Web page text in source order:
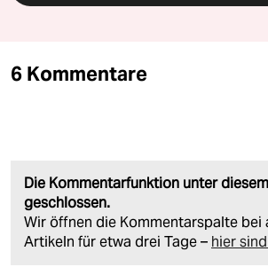
6 Kommentare
Die Kommentarfunktion unter
geschlossen.
Wir öffnen die Kommentarspalte bei
Artikeln für etwa drei Tage – hier